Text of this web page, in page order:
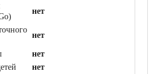
нет
нет
нет
нет